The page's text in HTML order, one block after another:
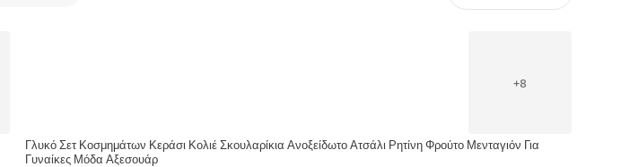
+8
Γλυκό Σετ Κοσμημάτων Κεράσι Κολιέ Σκουλαρίκια Ανοξείδωτο Ατσάλι Ρητίνη Φρούτο Μενταγιόν Για
Γυναίκες Μόδα Αξεσουάρ